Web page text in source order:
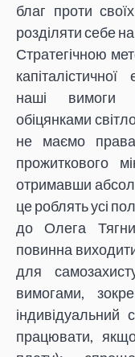
благ проти
розділяти себе
Стратегічною
наші вимоги
обіцянками
не маємо
прожиткового
отримавши
це роблять усі
до Олега
повинна
для
вимогами,
працювати,